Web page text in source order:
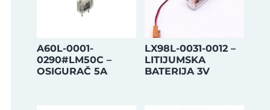
A60L-0001-
0290#LM50C –
OSIGURAČ 5A
LX98L-0031-0012 –
LITIJUMSKA
BATERIJA 3V